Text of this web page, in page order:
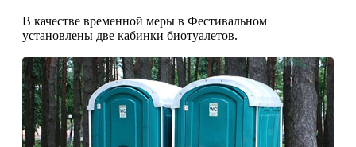
В качестве временной меры в Фестивальном
установлены две кабинки биотуалетов.